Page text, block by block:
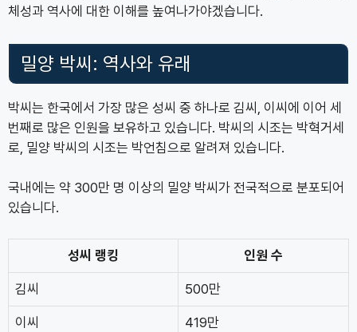
체성과 역사에 대한 이해를 높여나가야겠습니다.
밀양 박씨: 역사와 유래
박씨는 한국에서 가장 많은 성씨 중 하나로 김씨, 이씨에 이어 세
번째로 많은 인원을 보유하고 있습니다. 박씨의 시조는 박혁거세
로, 밀양 박씨의 시조는 박언침으로 알려져 있습니다.
국내에는 약 300만 명 이상의 밀양 박씨가 전국적으로 분포되어
있습니다.
성씨 랭킹 인원 수
김씨 500만
이씨 419만